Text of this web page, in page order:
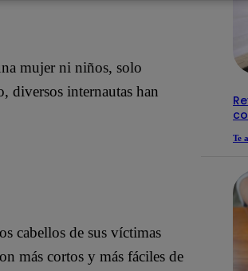
mujer ni niños, solo
diversos internautas han
cabellos de sus víctimas
más cortos y más fáciles de
Te